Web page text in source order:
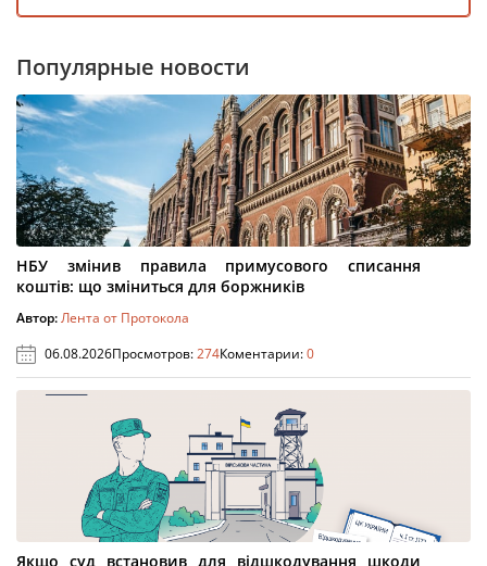
Популярные новости
НБУ змінив правила примусового списання
коштів: що зміниться для боржників
Автор:Лента от Протокола
06.08.2026Просмотров:274Коментарии:0
Якщо суд встановив для відшкодування шкоди